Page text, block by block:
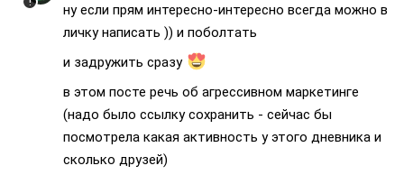
ну если прям интересно-интересно всегда можно в
личку написать )) и поболтать
и задружить сразу
в этом посте речь об агрессивном маркетинге
(надо было ссылку сохранить - сейчас бы
посмотрела какая активность у этого дневника и
сколько друзей)